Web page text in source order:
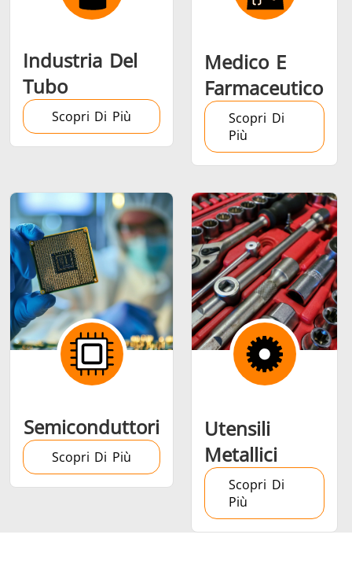
Industria Del
Tubo
Scopri Di Più
Medico E
Farmaceutico
Scopri Di
Più
Semiconduttori
Scopri Di Più
Utensili
Metallici
Scopri Di
Più